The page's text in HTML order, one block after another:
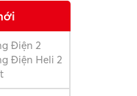
Điện 2
Điện Heli 2